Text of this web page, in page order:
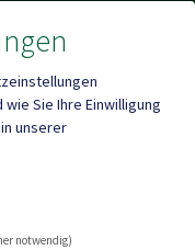
Sie Ihre Einwilligung
unserer
notwendig)